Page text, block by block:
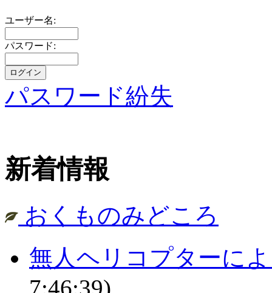
ユーザー名:
パスワード:
パスワード紛失
新着情報
おくものみどころ
無人ヘリコプターに